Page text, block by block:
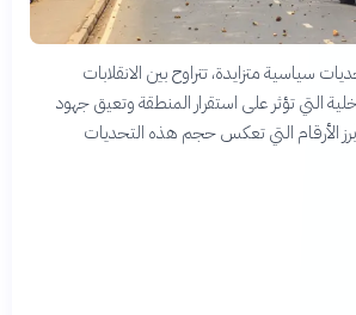
سياسية متزايدة، تتراوح بين الانقلابات
التي تؤثر على استقرار المنطقة وتعيق جهود
الأرقام التي تعكس حجم هذه التحديات